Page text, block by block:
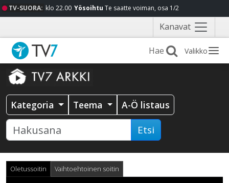
TV-SUORA: klo 22.00 Yösoihtu Te saatte voiman, osa 1/2
Kanavat Näytä
valikko
Valikko
Kategoria Teema A-Ö listaus
Etsi
Oletussoitin Vaihtoehtoinen soitin